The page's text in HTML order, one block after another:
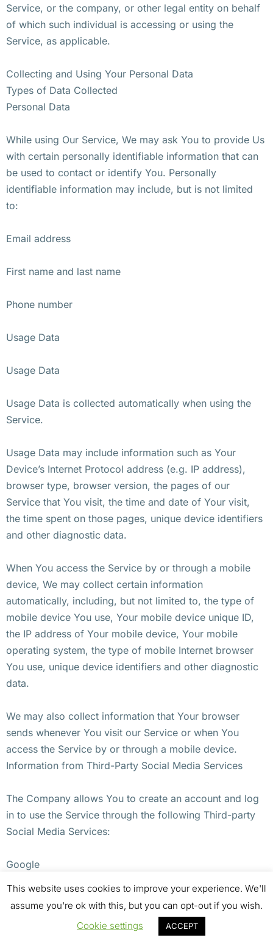
Service, or the company, or other legal entity on behalf
of which such individual is accessing or using the
Service, as applicable.
Collecting and Using Your Personal Data
Types of Data Collected
Personal Data
While using Our Service, We may ask You to provide Us
with certain personally identifiable information that can
be used to contact or identify You. Personally
identifiable information may include, but is not limited
to:
Email address
First name and last name
Phone number
Usage Data
Usage Data
Usage Data is collected automatically when using the
Service.
Usage Data may include information such as Your
Device’s Internet Protocol address (e.g. IP address),
browser type, browser version, the pages of our
Service that You visit, the time and date of Your visit,
the time spent on those pages, unique device identifiers
and other diagnostic data.
When You access the Service by or through a mobile
device, We may collect certain information
automatically, including, but not limited to, the type of
mobile device You use, Your mobile device unique ID,
the IP address of Your mobile device, Your mobile
operating system, the type of mobile Internet browser
You use, unique device identifiers and other diagnostic
data.
We may also collect information that Your browser
sends whenever You visit our Service or when You
access the Service by or through a mobile device.
Information from Third-Party Social Media Services
The Company allows You to create an account and log
in to use the Service through the following Third-party
Social Media Services:
Google
If You decide to register through or otherwise grant us
This website uses cookies to improve your experience. We'll
assume you're ok with this, but you can opt-out if you wish.
Cookie settings
ACCEPT